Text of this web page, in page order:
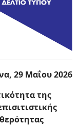
29 Μαΐου 2026
της